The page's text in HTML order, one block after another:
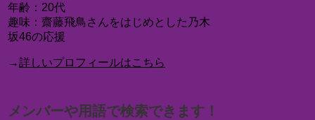
年齢：20代
趣味：齋藤飛鳥さんをはじめとした乃木
坂46の応援
→詳しいプロフィールはこちら
メンバーや用語で検索できます！